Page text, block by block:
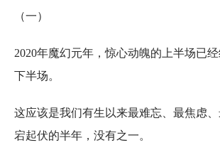
（一）
2020年魔幻元年，惊心动魄的上半场已
下半场。
这应该是我们有生以来最难忘、最焦虑
宕起伏的半年，没有之一。